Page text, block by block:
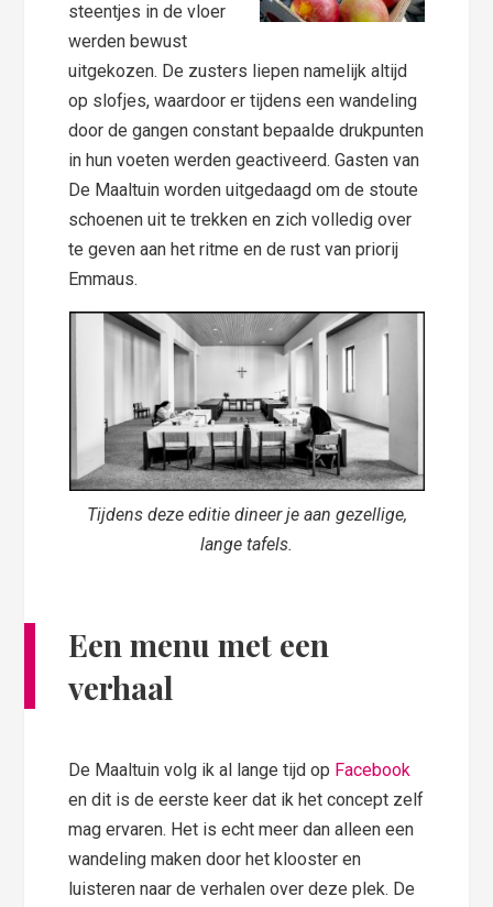
steentjes in de vloer
werden bewust
uitgekozen. De zusters liepen namelijk altijd
op slofjes, waardoor er tijdens een wandeling
door de gangen constant bepaalde drukpunten
in hun voeten werden geactiveerd. Gasten van
De Maaltuin worden uitgedaagd om de stoute
schoenen uit te trekken en zich volledig over
te geven aan het ritme en de rust van priorij
Emmaus.
Tijdens deze editie dineer je aan gezellige,
lange tafels.
Een menu met een
verhaal
De Maaltuin volg ik al lange tijd op Facebook
en dit is de eerste keer dat ik het concept zelf
mag ervaren. Het is echt meer dan alleen een
wandeling maken door het klooster en
luisteren naar de verhalen over deze plek. De